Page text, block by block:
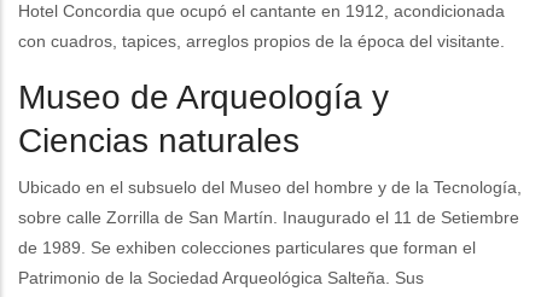
Hotel Concordia que ocupó el cantante en 1912, acondicionada
con cuadros, tapices, arreglos propios de la época del visitante.
Museo de Arqueología y
Ciencias naturales
Ubicado en el subsuelo del Museo del hombre y de la Tecnología,
sobre calle Zorrilla de San Martín. Inaugurado el 11 de Setiembre
de 1989. Se exhiben colecciones particulares que forman el
Patrimonio de la Sociedad Arqueológica Salteña. Sus